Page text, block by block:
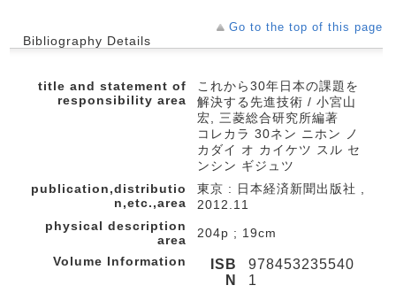
Go to the top of this page
Bibliography Details
title and statement of
responsibility area
これから30年日本の課題を
解決する先進技術 / 小宮山
宏, 三菱総合研究所編著
コレカラ 30ネン ニホン ノ
カダイ オ カイケツ スル セ
ンシン ギジュツ
publication,distributio
n,etc.,area
東京 : 日本経済新聞出版社 ,
2012.11
physical description
area
204p ; 19cm
Volume Information
ISB
N
978453235540
1